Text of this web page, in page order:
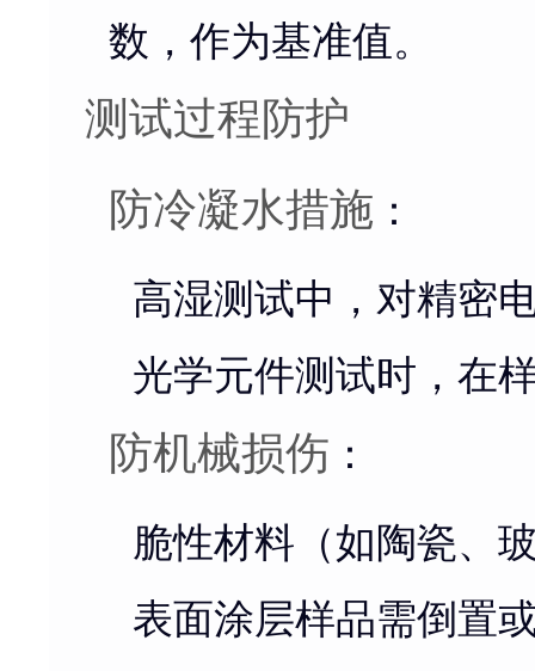
数，作为基准值。
测试过程防护
防冷凝水措施 ：
高湿测试中，对精密
光学元件测试时，在
防机械损伤 ：
脆性材料（如陶瓷、
表面涂层样品需倒置